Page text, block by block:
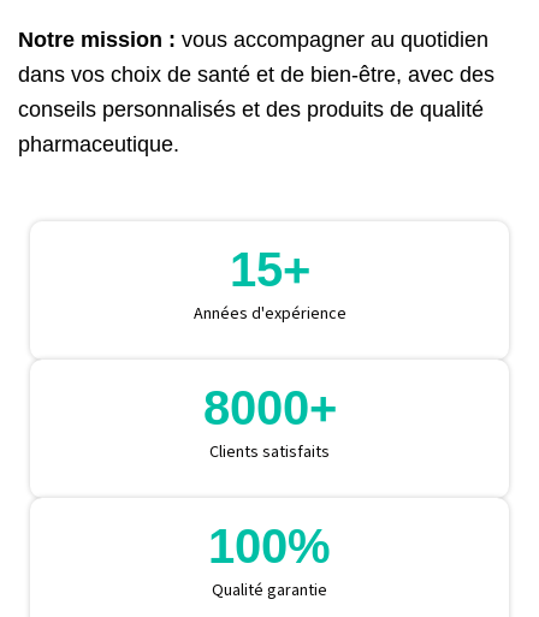
Notre mission : vous accompagner au quotidien
dans vos choix de santé et de bien-être, avec des
conseils personnalisés et des produits de qualité
pharmaceutique.
Années d'expérience
15+
Clients satisfaits
8000+
Qualité garantie
100%